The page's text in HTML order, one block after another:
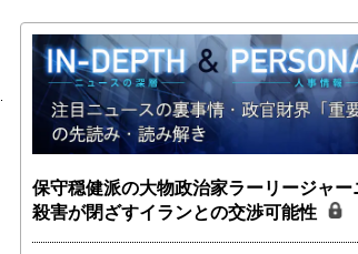
保守穏健派の大物政治家ラーリージャー
殺害が閉ざすイランとの交渉可能性